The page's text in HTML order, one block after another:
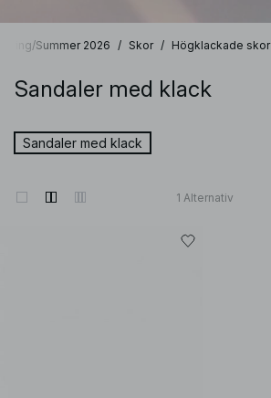
Summer 2026 / Skor / Högklackade skor
Sandaler med klack
Sandaler med klack
1 Alternativ